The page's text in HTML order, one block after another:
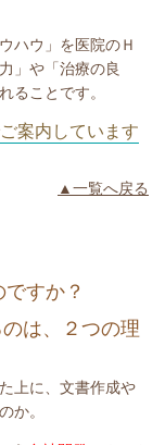
ハウ」を医院のＨ
」や「治療の良
ることです。
案内しています
▲一覧へ戻る
すか？
は、２つの理
上に、文書作成や
か。